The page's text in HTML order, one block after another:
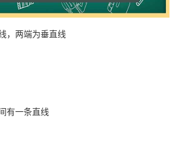
，两端为垂直线
有一条直线